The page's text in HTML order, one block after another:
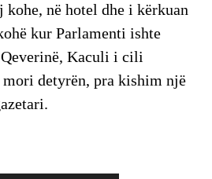
në hotel dhe i kërkuan
kur Parlamenti ishte
Kaculi i cili
mori detyrën, pra kishim një